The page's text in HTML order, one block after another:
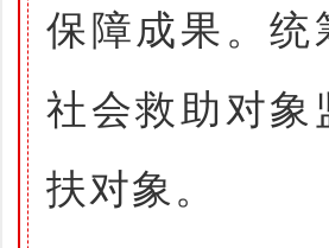
保障成果。
社会救助对
扶对象。